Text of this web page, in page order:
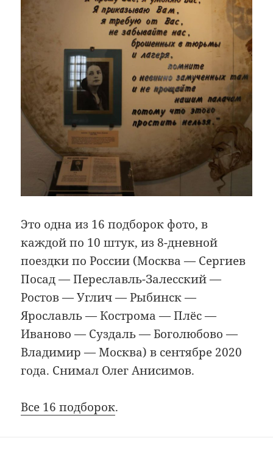
Это одна из 16 подборок фото, в
каждой по 10 штук, из 8-дневной
поездки по России (Москва — Сергиев
Посад — Переславль-Залесский —
Ростов — Углич — Рыбинск —
Ярославль — Кострома — Плёс —
Иваново — Суздаль — Боголюбово —
Владимир — Москва) в сентябре 2020
года. Снимал Олег Анисимов.
Все 16 подборок.